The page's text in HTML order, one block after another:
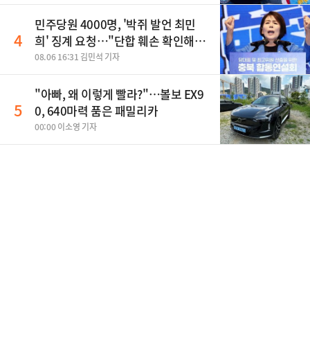
4
민주당원 4000명, '박쥐 발언 최민
희' 징계 요청…"단합 훼손 확인해
야"
08.06 16:31 김민석 기자
5
"아빠, 왜 이렇게 빨라?"…볼보 EX9
0, 640마력 품은 패밀리카
00:00 이소영 기자